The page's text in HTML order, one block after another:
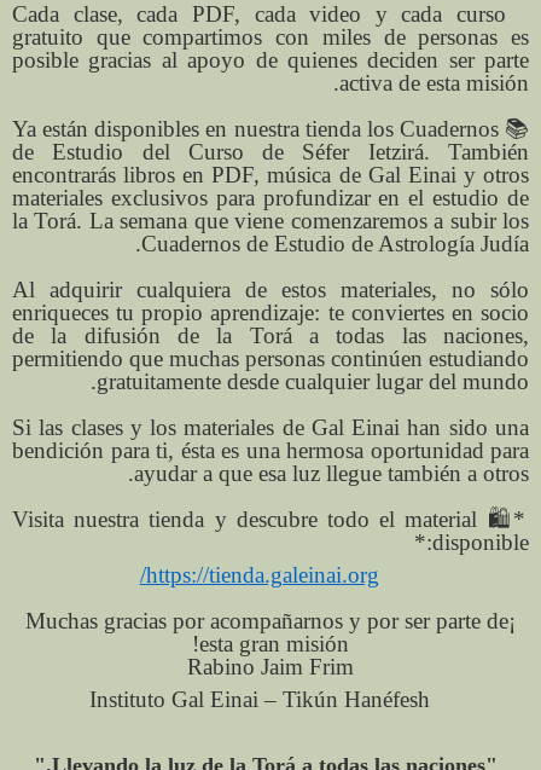
Cada clase, cada PDF, cada video y cada curso
gratuito que compartimos con miles de personas es
posible gracias al apoyo de quienes deciden ser parte
activa de esta misión.
📚 Ya están disponibles en nuestra tienda los Cuadernos
de Estudio del Curso de Séfer Ietzirá. También
encontrarás libros en PDF, música de Gal Einai y otros
materiales exclusivos para profundizar en el estudio de
la Torá. La semana que viene comenzaremos a subir los
Cuadernos de Estudio de Astrología Judía.
Al adquirir cualquiera de estos materiales, no sólo
enriqueces tu propio aprendizaje: te conviertes en socio
de la difusión de la Torá a todas las naciones,
permitiendo que muchas personas continúen estudiando
gratuitamente desde cualquier lugar del mundo.
Si las clases y los materiales de Gal Einai han sido una
bendición para ti, ésta es una hermosa oportunidad para
ayudar a que esa luz llegue también a otros.
*🛍️ Visita nuestra tienda y descubre todo el material
disponible:*
https://tienda.galeinai.org/
¡Muchas gracias por acompañarnos y por ser parte de
esta gran misión!
Rabino Jaim Frim
Instituto Gal Einai – Tikún Hanéfesh